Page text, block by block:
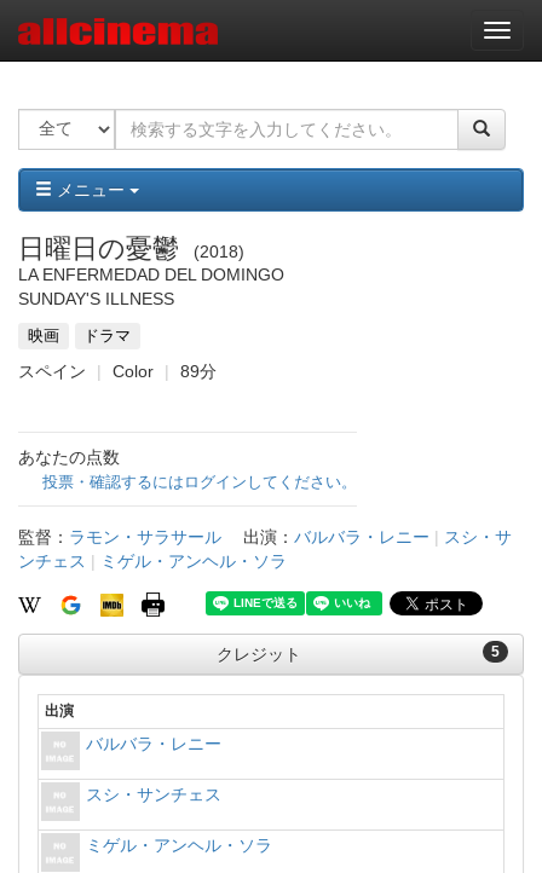
ナ
ビ
ー
ョ
ン
メニュー
日曜日の憂鬱
2018
LA ENFERMEDAD DEL DOMINGO
SUNDAY'S ILLNESS
映画 ドラマ
スペイン Color 89分
あなたの点数
投票・確認するにはログインしてください。
監督： ラモン・サラサール 出演： バルバラ・レニー | スシ・サ
ンチェス | ミゲル・アンヘル・ソラ
5
クレジット
出演
バルバラ・レニー
スシ・サンチェス
ミゲル・アンヘル・ソラ